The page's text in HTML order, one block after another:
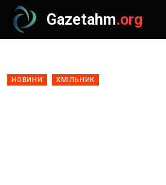
Gazetahm.org
НОВИНИ ХМІЛЬНИК